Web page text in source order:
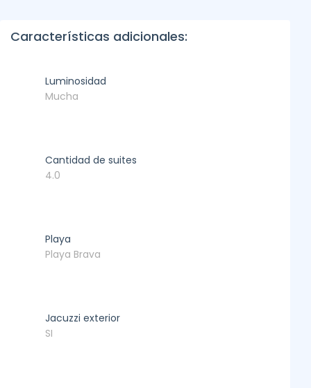
Características adicionales:
Luminosidad
Mucha
Cantidad de suites
4.0
Playa
Playa Brava
Jacuzzi exterior
SI